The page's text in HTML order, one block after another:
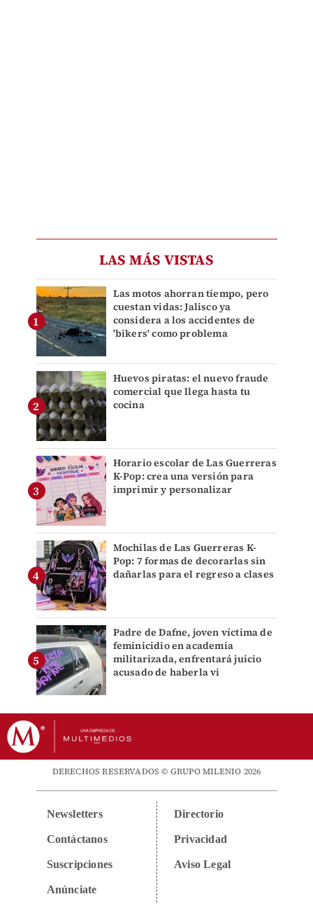
LAS MÁS VISTAS
Las motos ahorran tiempo, pero
cuestan vidas: Jalisco ya
considera a los accidentes de
'bikers' como problema
Huevos piratas: el nuevo fraude
comercial que llega hasta tu
cocina
Horario escolar de Las Guerreras
K-Pop: crea una versión para
imprimir y personalizar
Mochilas de Las Guerreras K-
Pop: 7 formas de decorarlas sin
dañarlas para el regreso a clases
Padre de Dafne, joven víctima de
feminicidio en academia
militarizada, enfrentará juicio
acusado de haberla vi
DERECHOS RESERVADOS © GRUPO MILENIO 2026
Newsletters
Contáctanos
Suscripciones
Anúnciate
Directorio
Privacidad
Aviso Legal